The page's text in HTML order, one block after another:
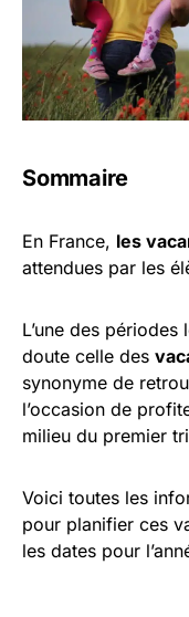
Sommaire
En France, les
attendues par les
L’une des
doute celle des
synonyme de
l’occasion de
milieu du premier
Voici toutes les
pour planifier ces
les dates pour